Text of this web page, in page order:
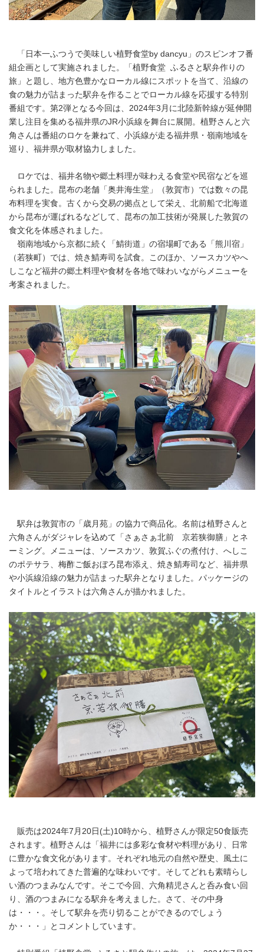
「日本一ふつうで美味しい植野食堂by dancyu」のスピンオフ番
組企画として実施されました。「植野食堂 ふるさと駅弁作りの
旅」と題し、地方色豊かなローカル線にスポットを当て、沿線の
食の魅力が詰まった駅弁を作ることでローカル線を応援する特別
番組です。第2弾となる今回は、2024年3月に北陸新幹線が延伸開
業し注目を集める福井県のJR小浜線を舞台に展開。植野さんと六
角さんは番組のロケを兼ねて、小浜線が走る福井県・嶺南地域を
巡り、福井県が取材協力しました。
ロケでは、福井名物や郷土料理が味わえる食堂や民宿などを巡
られました。昆布の老舗「奥井海生堂」（敦賀市）では数々の昆
布料理を実食。古くから交易の拠点として栄え、北前船で北海道
から昆布が運ばれるなどして、昆布の加工技術が発展した敦賀の
食文化を体感されました。
嶺南地域から京都に続く「鯖街道」の宿場町である「熊川宿」
（若狭町）では、焼き鯖寿司を試食。このほか、ソースカツやへ
しこなど福井の郷土料理や食材を各地で味わいながらメニューを
考案されました。
駅弁は敦賀市の「歳月苑」の協力で商品化。名前は植野さんと
六角さんがダジャレを込めて「さぁさぁ北前 京若狭御膳」とネ
ーミング。メニューは、ソースカツ、敦賀ふぐの煮付け、へしこ
のポテサラ、梅酢ご飯おぼろ昆布添え、焼き鯖寿司など、福井県
や小浜線沿線の魅力が詰まった駅弁となりました。パッケージの
タイトルとイラストは六角さんが描かれました。
販売は2024年7月20日(土)10時から、植野さんが限定50食販売
されます。植野さんは「福井には多彩な食材や料理があり、日常
に豊かな食文化があります。それぞれ地元の自然や歴史、風土に
よって培われてきた普遍的な味わいです。そしてどれも素晴らし
い酒のつまみなんです。そこで今回、六角精児さんと呑み食い回
り、酒のつまみになる駅弁を考えました。さて、その中身
は・・・。そして駅弁を売り切ることができるのでしょう
か・・・」とコメントしています。